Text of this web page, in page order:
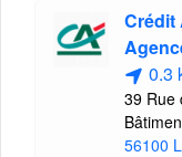
Crédit
0.3
39 Rue
56100